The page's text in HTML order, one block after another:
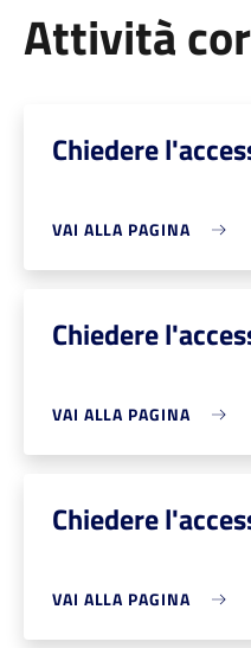
Attività
Chiedere
VAI ALLA PAGINA
Chiedere
VAI ALLA PAGINA
Chiedere
VAI ALLA PAGINA